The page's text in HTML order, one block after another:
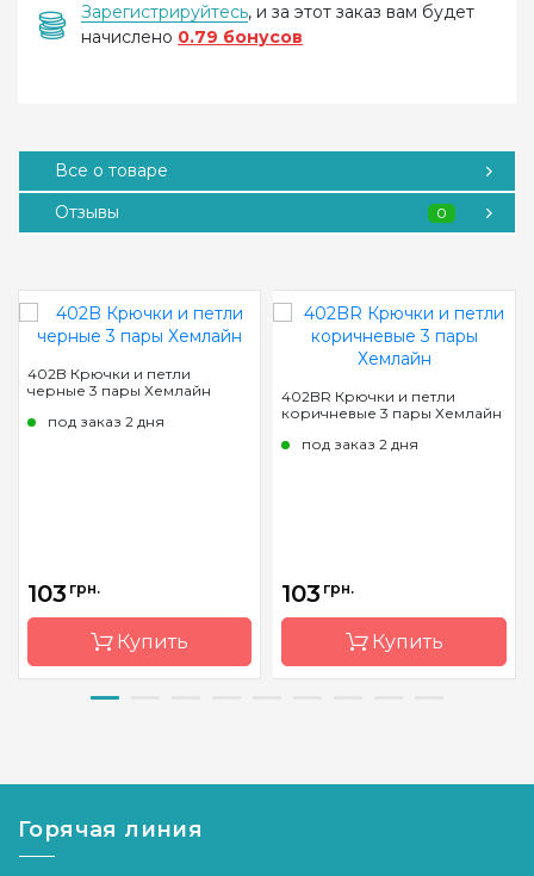
Зарегистрируйтесь, и за этот заказ вам будет
начислено 0.79 бонусов
Все о товаре
Отзывы
0
402B Крючки и петли
черные 3 пары Хемлайн
под заказ 2 дня
103 грн.
Купить
Страна-
Австралия
Назначение Крючки
402BR Крючки и петли
коричневые 3 пары Хемлайн
под заказ 2 дня
103 грн.
Купить
Страна-
Горячая линия